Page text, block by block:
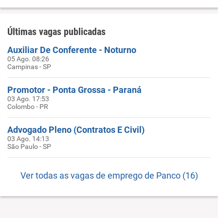
Últimas vagas publicadas
Auxiliar De Conferente - Noturno
05 Ago. 08:26
Campinas - SP
Promotor - Ponta Grossa - Paraná
03 Ago. 17:53
Colombo - PR
Advogado Pleno (Contratos E Civil)
03 Ago. 14:13
São Paulo - SP
Ver todas as vagas de emprego de Panco (16)